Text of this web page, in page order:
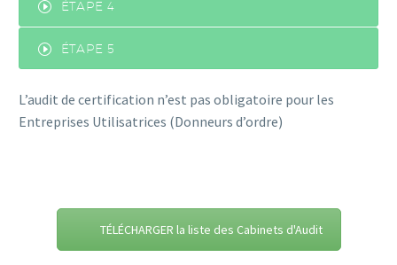
ÉTAPE 4
ÉTAPE 5
L’audit de certification n’est pas obligatoire pour les
Entreprises Utilisatrices (Donneurs d’ordre)
TÉLÉCHARGER la liste des Cabinets d'Audit